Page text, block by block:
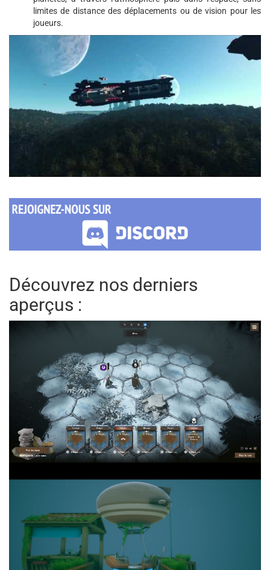
limites de distance des déplacements ou de vision pour les
joueurs.
Découvrez nos derniers
aperçus :